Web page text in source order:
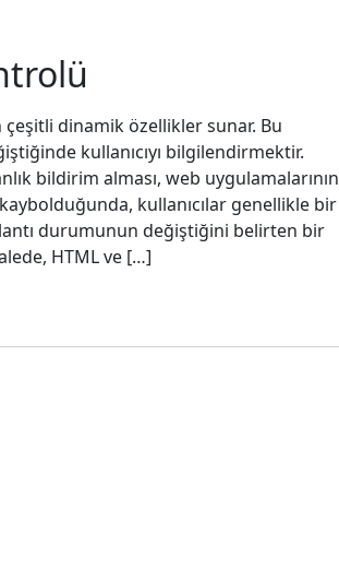
çeşitli dinamik özellikler sunar. Bu
kullanıcıyı bilgilendirmektir.
bildirim alması, web uygulamalarının
kullanıcılar genellikle bir
durumunun değiştiğini belirten bir
HTML ve […]